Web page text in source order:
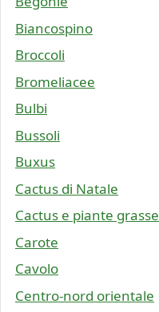
Biancospino
Broccoli
Bromeliacee
Bulbi
Bussoli
Buxus
Cactus di Natale
Cactus e piante grasse
Carote
Cavolo
Centro-nord orientale